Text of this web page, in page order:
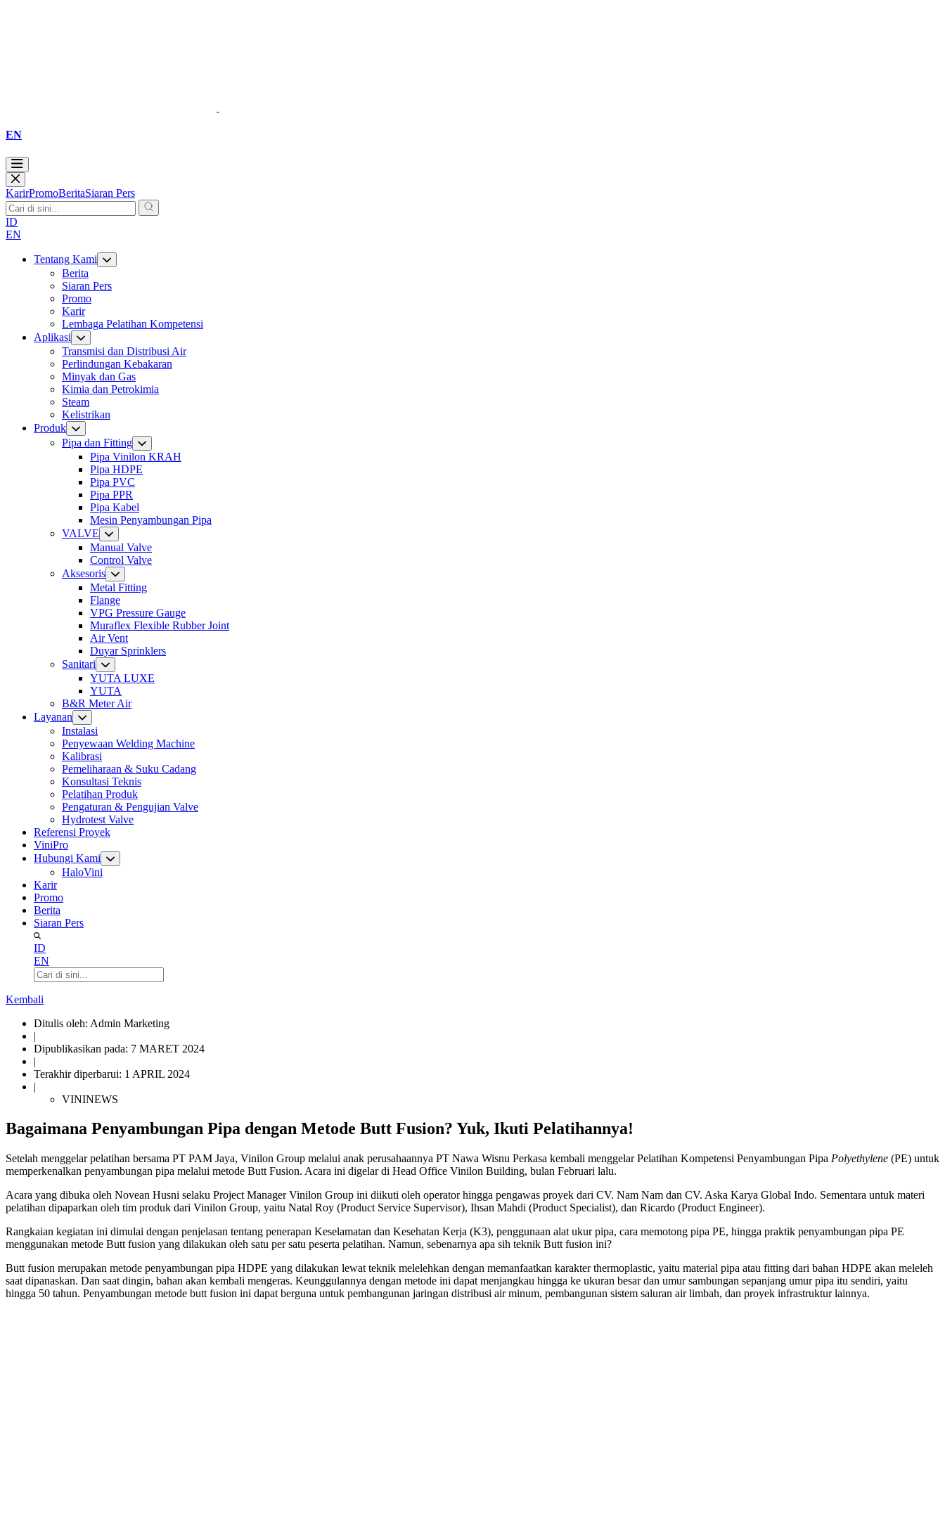
EN
KarirPromoBeritaSiaran Pers
ID
EN
Tentang Kami
Berita
Siaran Pers
Promo
Karir
Lembaga Pelatihan Kompetensi
Aplikasi
Transmisi dan Distribusi Air
Perlindungan Kebakaran
Minyak dan Gas
Kimia dan Petrokimia
Steam
Kelistrikan
Produk
Pipa dan Fitting
Pipa Vinilon KRAH
Pipa HDPE
Pipa PVC
Pipa PPR
Pipa Kabel
Mesin Penyambungan Pipa
VALVE
Manual Valve
Control Valve
Aksesoris
Metal Fitting
Flange
VPG Pressure Gauge
Muraflex Flexible Rubber Joint
Air Vent
Duyar Sprinklers
Sanitari
YUTA LUXE
YUTA
B&R Meter Air
Layanan
Instalasi
Penyewaan Welding Machine
Kalibrasi
Pemeliharaan & Suku Cadang
Konsultasi Teknis
Pelatihan Produk
Pengaturan & Pengujian Valve
Hydrotest Valve
Referensi Proyek
ViniPro
Hubungi Kami
HaloVini
Karir
Promo
Berita
Siaran Pers
ID
EN
Kembali
Ditulis oleh: Admin Marketing
|
Dipublikasikan pada: 7 MARET 2024
|
Terakhir diperbarui: 1 APRIL 2024
|
VININEWS
Bagaimana Penyambungan Pipa dengan Metode Butt Fusion? Yuk, Ikuti Pelatihannya!
Setelah menggelar pelatihan bersama PT PAM Jaya, Vinilon Group melalui anak perusahaannya PT Nawa Wisnu Perkasa kembali menggelar Pelatihan Kompetensi Penyambungan Pipa Polyethylene (PE) untuk
memperkenalkan penyambungan pipa melalui metode Butt Fusion. Acara ini digelar di Head Office Vinilon Building, bulan Februari lalu.
Acara yang dibuka oleh Novean Husni selaku Project Manager Vinilon Group ini diikuti oleh operator hingga pengawas proyek dari CV. Nam Nam dan CV. Aska Karya Global Indo. Sementara untuk materi
pelatihan dipaparkan oleh tim produk dari Vinilon Group, yaitu Natal Roy (Product Service Supervisor), Ihsan Mahdi (Product Specialist), dan Ricardo (Product Engineer).
Rangkaian kegiatan ini dimulai dengan penjelasan tentang penerapan Keselamatan dan Kesehatan Kerja (K3), penggunaan alat ukur pipa, cara memotong pipa PE, hingga praktik penyambungan pipa PE
menggunakan metode Butt fusion yang dilakukan oleh satu per satu peserta pelatihan. Namun, sebenarnya apa sih teknik Butt fusion ini?
Butt fusion merupakan metode penyambungan pipa HDPE yang dilakukan lewat teknik melelehkan dengan memanfaatkan karakter thermoplastic, yaitu material pipa atau fitting dari bahan HDPE akan meleleh
saat dipanaskan. Dan saat dingin, bahan akan kembali mengeras. Keunggulannya dengan metode ini dapat menjangkau hingga ke ukuran besar dan umur sambungan sepanjang umur pipa itu sendiri, yaitu
hingga 50 tahun. Penyambungan metode butt fusion ini dapat berguna untuk pembangunan jaringan distribusi air minum, pembangunan sistem saluran air limbah, dan proyek infrastruktur lainnya.